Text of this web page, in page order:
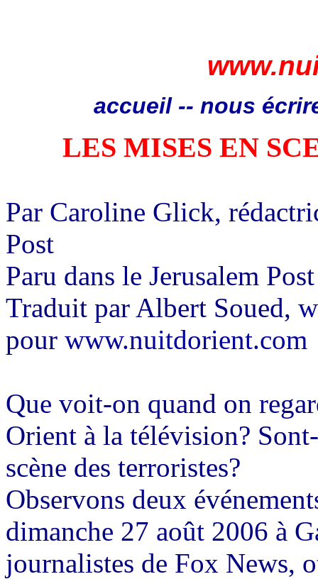
accueil -- nous
LES MISES EN
Par Caroline Glick,
Post
Paru dans le Jerusalem
Traduit par Albert Soued,
pour www.nuitdorient.com
Que voit-on quand on
Orient à la télévision?
scène des terroristes?
Observons deux
dimanche 27 août 2006 à
journalistes de Fox News,